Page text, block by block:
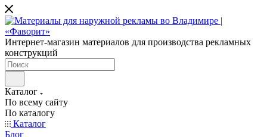
Интернет-магазин материалов для производства рекламных
конструкций
Каталог
По всему сайту
По каталогу
Каталог
Блог